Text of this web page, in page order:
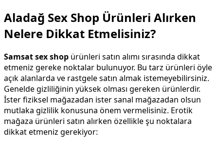
Aladağ Sex Shop Ürünleri Alırken
Nelere Dikkat Etmelisiniz?
Samsat sex shop ürünleri satın alımı sırasında dikkat
etmeniz gereke noktalar bulunuyor. Bu tarz ürünleri öyle
açık alanlarda ve rastgele satın almak istemeyebilirsiniz.
Genelde gizliliğinin yüksek olması gereken ürünlerdir.
İster fiziksel mağazadan ister sanal mağazadan olsun
mutlaka gizlilik konusuna önem vermelisiniz. Erotik
mağaza ürünleri satın alırken özellikle şu noktalara
dikkat etmeniz gerekiyor: